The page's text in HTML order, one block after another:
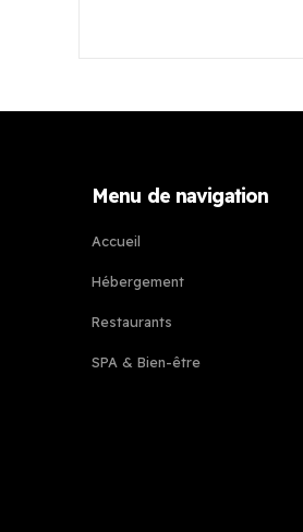
Menu de navigation
Accueil
Hébergement
Restaurants
SPA & Bien-être